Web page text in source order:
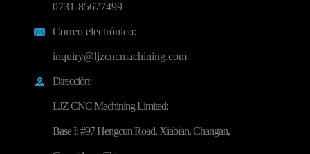
0731-85677499

Correo electrónico:
inquiry@ljzcncmachining.com

Dirección:
LJZ CNC Machining Limited:
Base I: #97 Hengcun Road, Xiabian, Changan,